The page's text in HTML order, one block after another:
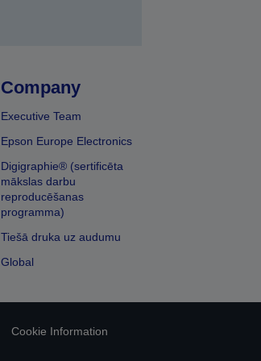
Company
Executive Team
Epson Europe Electronics
Digigraphie® (sertificēta
mākslas darbu
reproducēšanas
programma)
Tiešā druka uz audumu
Global
Cookie Information